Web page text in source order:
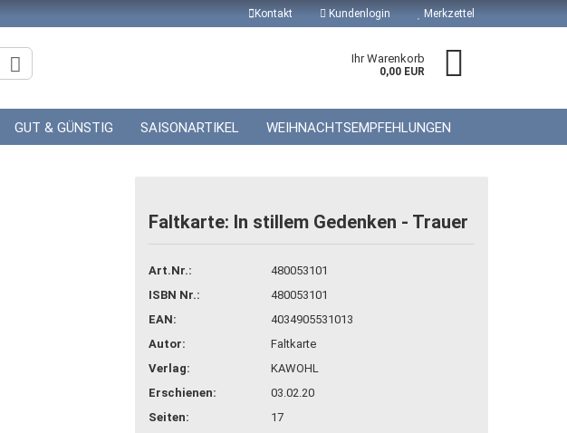
Kontakt Kundenlogin
Konto erstellen
Passwort vergessen?
Merkzettel
Ihr Warenkorb
0,00 EUR
GUT & GÜNSTIG SAISONARTIKEL WEIHNACHTSEMPFEHLUNGEN
Faltkarte: In stillem Gedenken - Trauer
Art.Nr.:
480053101
ISBN Nr.:
480053101
EAN:
4034905531013
Autor:
Faltkarte
Verlag:
KAWOHL
Erschienen:
03.02.20
Seiten:
17